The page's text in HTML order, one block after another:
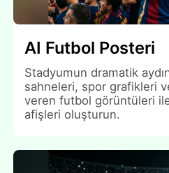
AI Futbol Posteri
Stadyumun dramatik
sahneleri, spor grafikleri
veren futbol görüntüleri
afişleri oluşturun.